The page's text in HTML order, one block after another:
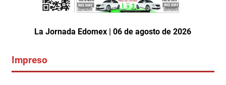
La Jornada Edomex | 06 de agosto de 2026
Impreso